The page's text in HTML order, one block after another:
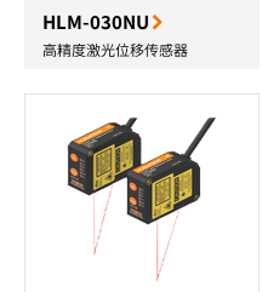
HLM-030NU
高精度激光位移传感器